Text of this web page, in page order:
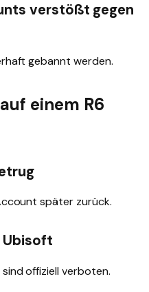
verstößt gegen
gebannt werden.
einem R6
später zurück.
Ubisoft
offiziell verboten.